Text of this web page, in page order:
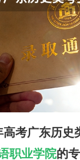
考广东历史
职业学院的